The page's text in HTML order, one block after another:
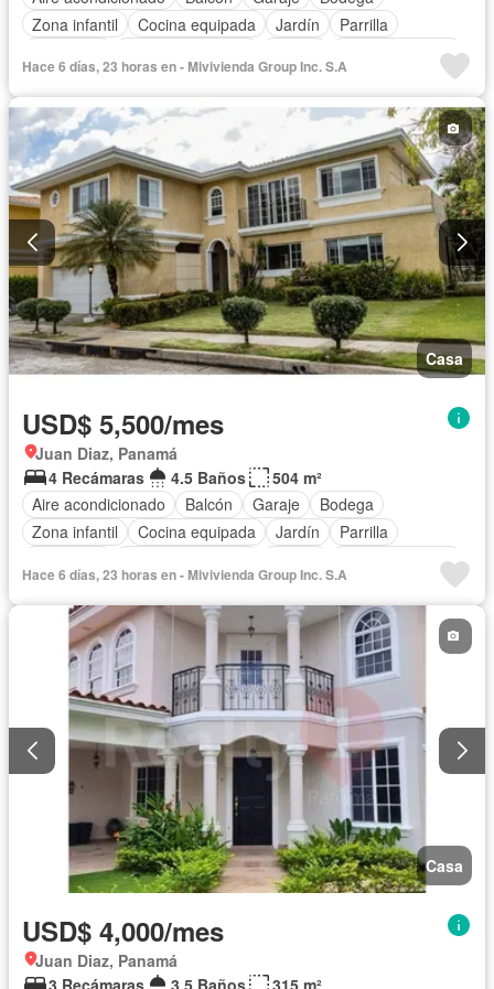
Zona infantil
Cocina equipada Jardín
Parrilla
Cancha de tenis
Patio
Hace 6 días, 23 horas en - Mivivienda Group Inc. S.A
Casa
USD$ 5,500/mes
Juan Diaz, Panamá
4 Recámaras
4.5 Baños
504 m²
Aire acondicionado
Balcón Garaje
Bodega
Zona infantil
Cocina equipada Jardín
Parrilla
Cancha de tenis
Patio
Hace 6 días, 23 horas en - Mivivienda Group Inc. S.A
Casa
USD$ 4,000/mes
Juan Diaz, Panamá